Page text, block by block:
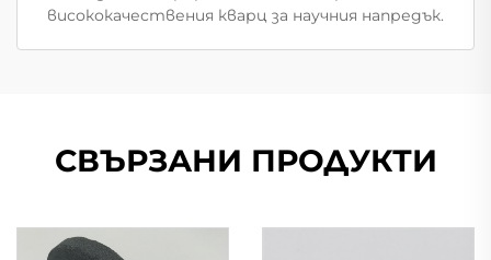
висококачествения кварц за научния напредък.
СВЪРЗАНИ ПРОДУКТИ